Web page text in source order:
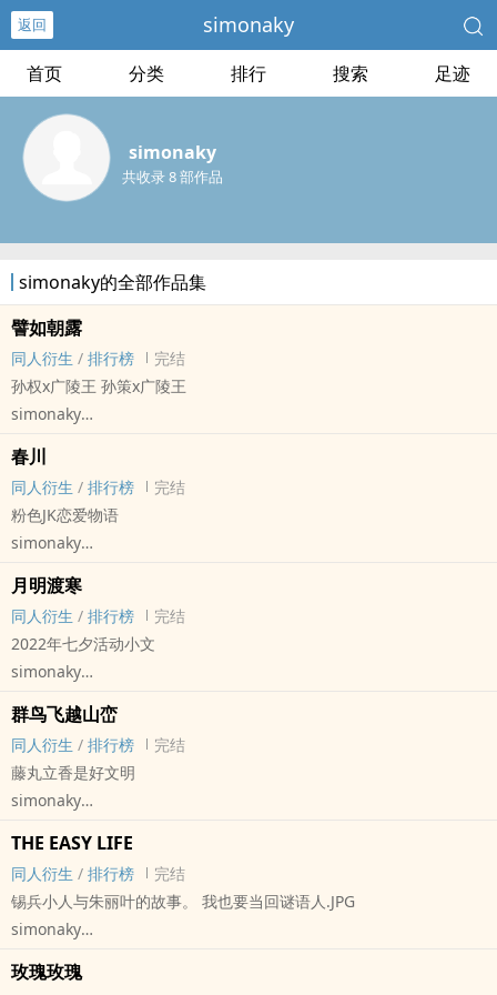
返回 simonaky
首页 分类 排行 搜索 足迹
simonaky
共收录 8 部作品
simonaky的全部作品集
譬如朝露
同人衍生 / 排行榜
完结
孙权x广陵王 孙策x广陵王
simonaky
短篇 - 完结
*419
*孙策死亡且和广陵王确定关系
*23年短篇，此处留档
春川
同人衍生 / 排行榜
完结
粉色JK恋爱物语
simonaky
小排球[ハイキュー！！（排球少年！！）] - 同人衍生 - 动漫同人 -
BG
短篇 - 完结 - HE
“一桶の蓝流しけり春の川”（松尾芭蕉）
排球少年梦女文
菅原孝支x朵朵
去年送给室友的梦女文，一场从jk年纪到中年世代的梦
月明渡寒
同人衍生 / 排行榜
完结
2022年七夕活动小文
simonaky
与君盟[与君盟] - 胥玉[伍子胥/姬滕玉] 同人衍生 - 游戏同人
BG - 短篇 - 完结 - HE
又名《关于be后还是要he回来的这件事情》《我说he就he今天一个
都别想跑》
*相国BE线后续
*私设很多很雷快跑
*cp粉今天就要当鹊桥.JPG
群鸟飞越山峦
同人衍生 / 排行榜
完结
藤丸立香是好文明
simonaky
短篇 - 完结
GL
藤丸立香♀x原创女主角
第一人称
THE EASY LIFE
同人衍生 / 排行榜
完结
锡兵小人与朱丽叶的故事。 我也要当回谜语人.JPG
simonaky
短篇 - 完结
玫瑰玫瑰